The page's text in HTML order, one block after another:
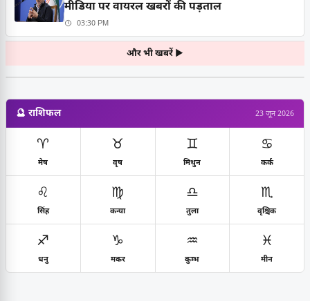
मीडिया पर वायरल खबरों की पड़ताल
03:30 PM
और भी खबरें ▶
🔮 राशिफल 23 जून 2026
♈
मेष
♉
वृष
♊
मिथुन
♋
कर्क
♌
सिंह
♍
कन्या
♎
तुला
♏
वृश्चिक
♐
धनु
♑
मकर
♒
कुम्भ
♓
मीन